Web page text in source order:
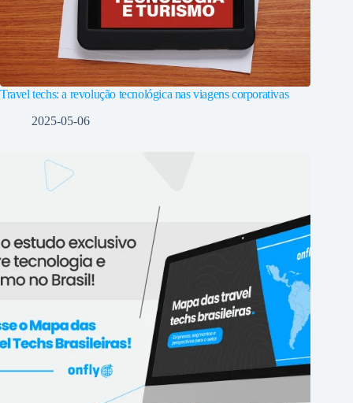
Travel techs: a revolução tecnológica nas viagens corporativas
2025-05-06